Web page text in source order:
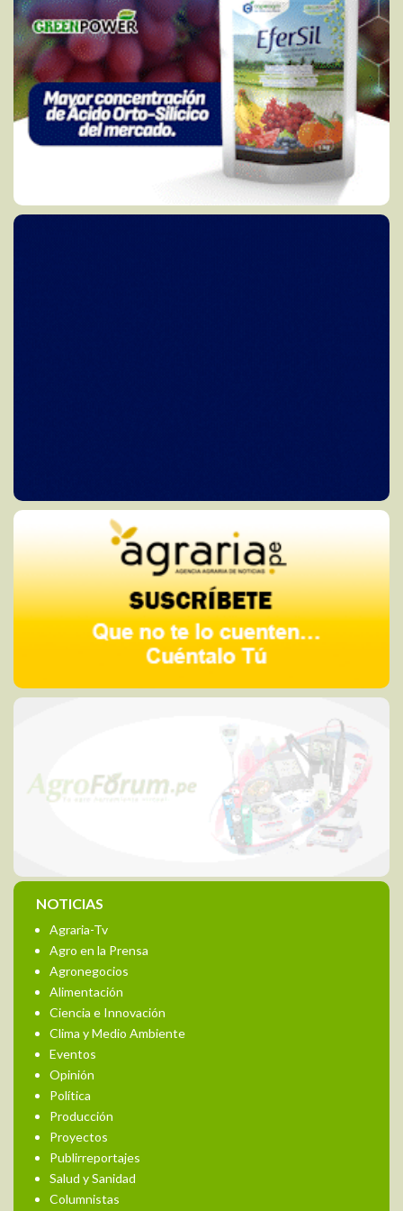
NOTICIAS
Agraria-Tv
Agro en la Prensa
Agronegocios
Alimentación
Ciencia e Innovación
Clima y Medio Ambiente
Eventos
Opinión
Política
Producción
Proyectos
Publirreportajes
Salud y Sanidad
Columnistas